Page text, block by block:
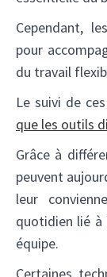
Cependant,
pour
du travail
Le suivi de
que les outils
Grâce à
peuvent
leur
quotidien lié à
équipe.
Certaines